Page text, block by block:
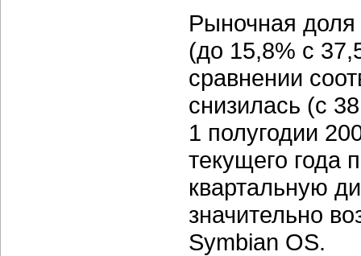
Рыночная
(до 15,8% с
сравнении
снизилась (с
1 полугодии
текущего года
квартальную
значительно
Symbian OS.